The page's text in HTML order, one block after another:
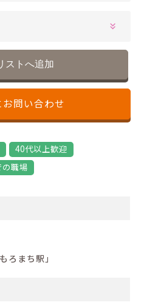
ストへ追加
問い合わせ
40代以上歓迎
職場
ろまち駅」